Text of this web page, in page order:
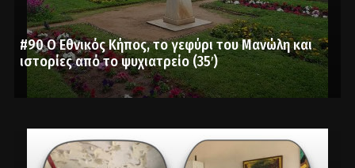
#90 Ο Εθνικός Κήπος, το γεφύρι του Μανώλη και
ιστορίες από το ψυχιατρείο (35′)